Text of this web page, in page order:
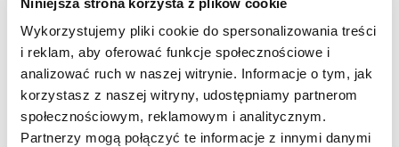
Wykorzystujemy pliki cookie do spersonalizowania treści
i reklam, aby oferować funkcje społecznościowe i
analizować ruch w naszej witrynie. Informacje o tym, jak
korzystasz z naszej witryny, udostępniamy partnerom
społecznościowym, reklamowym i analitycznym.
Partnerzy mogą połączyć te informacje z innymi danymi
DOŁĄCZ DO NASZEJ SPOŁECZNOŚCI
Inspiracje, porady żywieniowe, kulinarne czary i
codzienność z produktami HELPA — bądź z nami na
Instagramie!
@helpa.czarymamy